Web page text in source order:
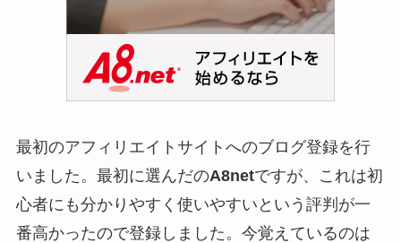
最初のアフィリエイトサイトへのブログ登録を行
いました。最初に選んだのA8netですが、これは初
心者にも分かりやすく使いやすいという評判が一
番高かったので登録しました。今覚えているのは